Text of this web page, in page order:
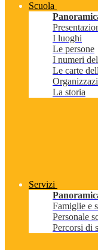
Scuola
I luoghi
Le persone
I numeri
Le carte
La storia
Servizi
Famiglie e
Personale
Percorsi di